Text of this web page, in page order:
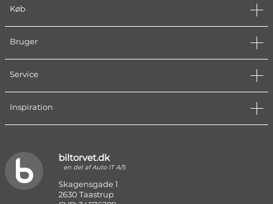
Køb
Bruger
Service
Inspiration
biltorvet.dk
en del af Auto IT A/S
Skagensgade 1
2630 Taastrup